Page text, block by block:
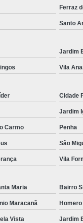
Carga Pesada
Carga
Serviço de
de Guindaste
com Operador
Hidráulico
de Locação de
de Guindaste
Locação de
Locação de Caminhão
para Levantar Vigas
para Transporte
Ferraz
Santo
Jardim
Vila
Cidade
Jardim
Carmo Penha
São
Vila
Maria Bairro
Maracanã
Vista Jardim